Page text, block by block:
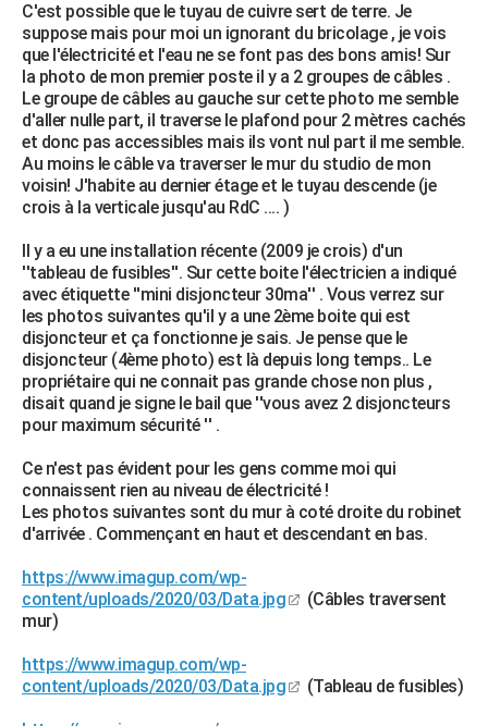
C'est possible que le tuyau de cuivre sert de terre. Je
suppose mais pour moi un ignorant du bricolage , je vois
que l'électricité et l'eau ne se font pas des bons amis! Sur
la photo de mon premier poste il y a 2 groupes de câbles .
Le groupe de câbles au gauche sur cette photo me semble
d'aller nulle part, il traverse le plafond pour 2 mètres cachés
et donc pas accessibles mais ils vont nul part il me semble.
Au moins le câble va traverser le mur du studio de mon
voisin! J'habite au dernier étage et le tuyau descende (je
crois à la verticale jusqu'au RdC .... )
Il y a eu une installation récente (2009 je crois) d'un
''tableau de fusibles''. Sur cette boite l'électricien a indiqué
avec étiquette ''mini disjoncteur 30ma'' . Vous verrez sur
les photos suivantes qu'il y a une 2ème boite qui est
disjoncteur et ça fonctionne je sais. Je pense que le
disjoncteur (4ème photo) est là depuis long temps.. Le
propriétaire qui ne connait pas grande chose non plus ,
disait quand je signe le bail que ''vous avez 2 disjoncteurs
pour maximum sécurité '' .
Ce n'est pas évident pour les gens comme moi qui
connaissent rien au niveau de électricité !
Les photos suivantes sont du mur à coté droite du robinet
d'arrivée . Commençant en haut et descendant en bas.
https://www.imagup.com/wp-
content/uploads/2020/03/Data.jpg
(Câbles traversent
mur)
https://www.imagup.com/wp-
content/uploads/2020/03/Data.jpg
(Tableau de fusibles)